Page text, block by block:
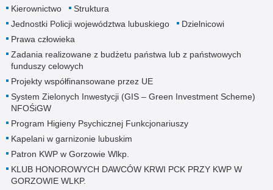
Kierownictwo
Struktura
Jednostki Policji województwa lubuskiego
Dzielnicowi
Prawa człowieka
Zadania realizowane z budżetu państwa lub z państwowych
funduszy celowych
Projekty współfinansowane przez UE
System Zielonych Inwestycji (GIS – Green Investment Scheme)
NFOŚiGW
Program Higieny Psychicznej Funkcjonariuszy
Kapelani w garnizonie lubuskim
Patron KWP w Gorzowie Wlkp.
KLUB HONOROWYCH DAWCÓW KRWI PCK PRZY KWP W
GORZOWIE WLKP.